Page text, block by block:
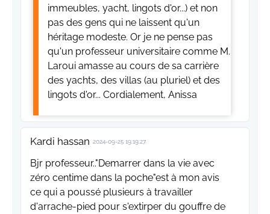
immeubles, yacht, lingots d'or...) et non
pas des gens qui ne laissent qu'un
héritage modeste. Or je ne pense pas
qu'un professeur universitaire comme M.
Laroui amasse au cours de sa carrière
des yachts, des villas (au pluriel) et des
lingots d'or... Cordialement, Anissa
Kardi hassan 2024-09-25 19:19:27
Bjr professeur.."Demarrer dans la vie avec
zéro centime dans la poche"est à mon avis
ce qui a poussé plusieurs à travailler
d'arrache-pied pour s'extirper du gouffre de